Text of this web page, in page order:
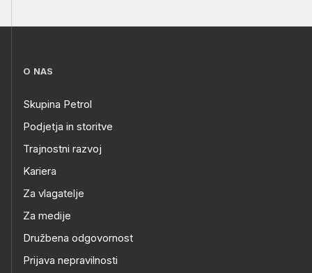
O NAS
Skupina Petrol
Podjetja in storitve
Trajnostni razvoj
Kariera
Za vlagatelje
Za medije
Družbena odgovornost
Prijava nepravilnosti